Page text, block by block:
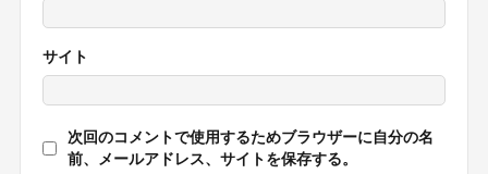
サイト
次回のコメントで使用するためブラウザーに自分の名
前、メールアドレス、サイトを保存する。